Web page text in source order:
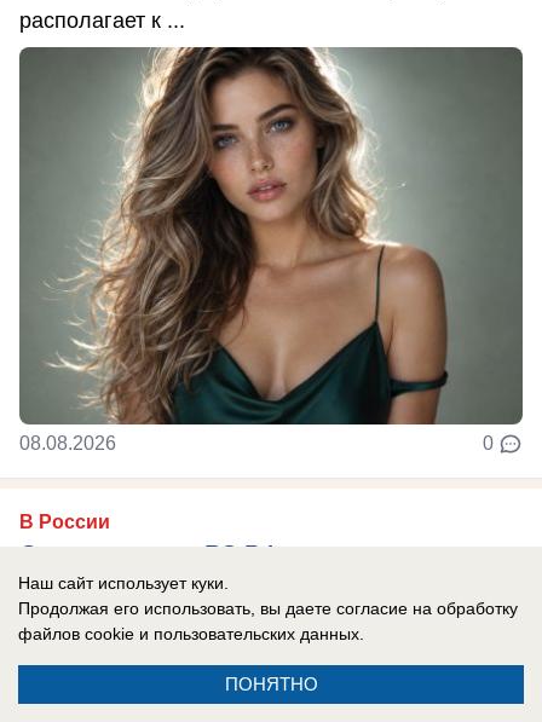
располагает к ...
08.08.2026 0
В России
Одесса в огне: ВС РФ уничтожают
украинские корабли и порты
Армия России продолжает наносить системные
удары по портам Одессы.
Наш сайт использует куки.
Продолжая его использовать, вы даете согласие на обработку
файлов cookie и пользовательских данных.
ПОНЯТНО